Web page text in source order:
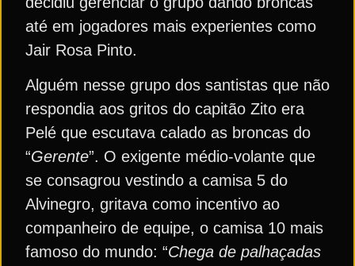
até em jogadores mais experientes como
Jair Rosa Pinto.
Alguém nesse grupo dos santistas que não
respondia aos gritos do capitão Zito era
Pelé que escutava calado as broncas do
“Gerente”. O exigente médio-volante que
se consagrou vestindo a camisa 5 do
Alvinegro, gritava como incentivo ao
companheiro de equipe, o camisa 10 mais
famoso do mundo: “Chega de palhaçadas